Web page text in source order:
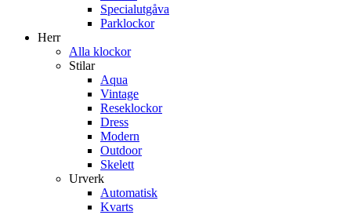
Specialutgåva
Parklockor
Herr
Alla klockor
Stilar
Aqua
Vintage
Reseklockor
Dress
Modern
Outdoor
Skelett
Urverk
Automatisk
Kvarts